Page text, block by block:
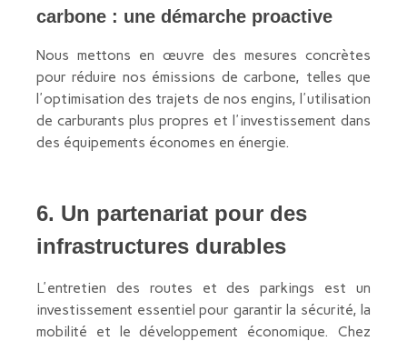
carbone : une démarche proactive
Nous mettons en œuvre des mesures concrètes
pour réduire nos émissions de carbone, telles que
l'optimisation des trajets de nos engins, l'utilisation
de carburants plus propres et l'investissement dans
des équipements économes en énergie.
6. Un partenariat pour des
infrastructures durables
L'entretien des routes et des parkings est un
investissement essentiel pour garantir la sécurité, la
mobilité et le développement économique. Chez